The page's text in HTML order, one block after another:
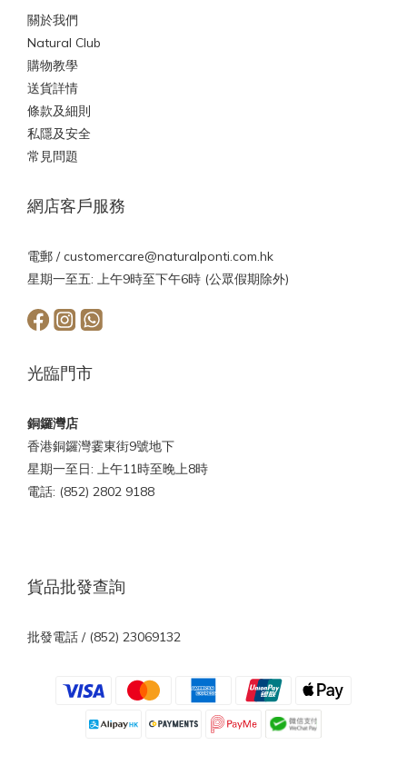
關於我們
Natural Club
購物教學
送貨詳情
條款及細則
私隱及安全
常見問題
網店客戶服務
電郵 /customercare@naturalponti.com.hk
星期一至五: 上午9時至下午6時 (公眾假期除外)
光臨門市
銅鑼灣店
香港銅鑼灣霎東街9號地下
星期一至日: 上午11時至晚上8時
電話: (852) 2802 9188
貨品批發查詢
批發電話 / (852) 23069132